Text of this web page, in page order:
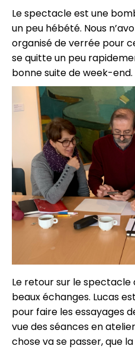
Le spectacle est une
un peu hébété. Nous
organisé de verrée pour
se quitte un peu
bonne suite de week-end.
Le retour sur le spectacle
beaux échanges. Lucas
pour faire les essayages
vue des séances en
chose va se passer, que